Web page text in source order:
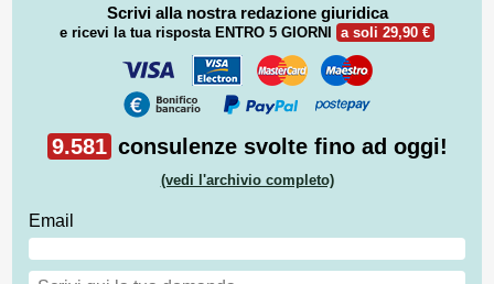
Scrivi alla nostra redazione giuridica
e ricevi la tua risposta ENTRO 5 GIORNI a soli 29,90 €
9.581 consulenze svolte fino ad oggi!
(vedi l'archivio completo)
Email